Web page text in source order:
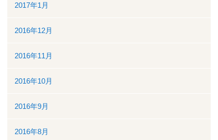
2017年1月
2016年12月
2016年11月
2016年10月
2016年9月
2016年8月